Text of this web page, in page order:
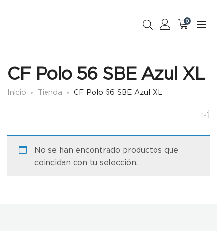
0
CF Polo 56 SBE Azul XL
Inicio Tienda CF Polo 56 SBE Azul XL
No se han encontrado productos que
coincidan con tu selección.